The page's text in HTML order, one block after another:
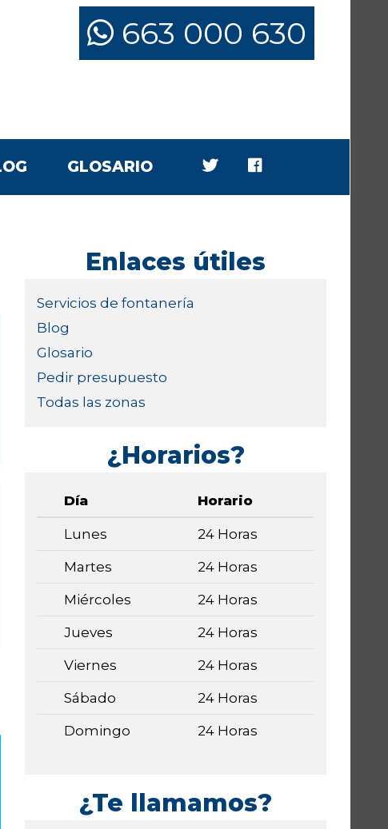
663 000 630
GLOSARIO
Enlaces útiles
Servicios de fontanería
Blog
Glosario
Pedir presupuesto
Todas las zonas
¿Horarios?
Día Horario
Lunes 24 Horas
Martes 24 Horas
Miércoles 24 Horas
Jueves 24 Horas
Viernes 24 Horas
Sábado 24 Horas
Domingo 24 Horas
¿Te llamamos?